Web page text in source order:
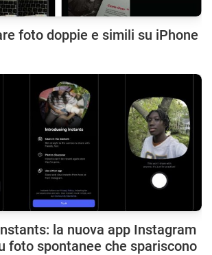
foto doppie e simili su iPhone
la nuova app Instagram
foto spontanee che spariscono